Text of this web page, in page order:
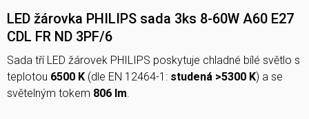
LED žárovka PHILIPS sada 3ks 8-60W A60 E27
CDL FR ND 3PF/6
Sada tří LED žárovek PHILIPS poskytuje chladné bílé světlo s
teplotou 6500 K (dle EN 12464-1: studená >5300 K) a se
světelným tokem 806 lm.